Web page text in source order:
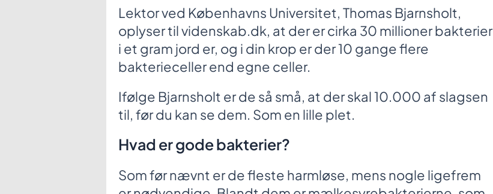
Lektor ved Københavns Universitet, Thomas Bjarnsholt,
oplyser til videnskab.dk, at der er cirka 30 millioner bakterier
i et gram jord er, og i din krop er der 10 gange flere
bakterieceller end egne celler.
Ifølge Bjarnsholt er de så små, at der skal 10.000 af slagsen
til, før du kan se dem. Som en lille plet.
Hvad er gode bakterier?
Som før nævnt er de fleste harmløse, mens nogle ligefrem